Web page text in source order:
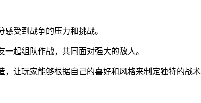
受到战争的压力和挑战。
起组队作战，共同面对强大的敌人。
让玩家能够根据自己的喜好和风格来制定独特的战术